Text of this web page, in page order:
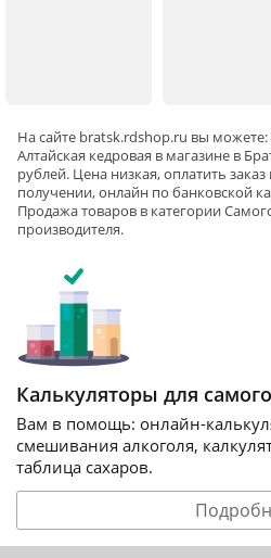
На сайте bratsk.rdshop.ru вы можете:
Алтайская кедровая в магазине в
рублей. Цена низкая, оплатить
получении, онлайн по банковской
Продажа товаров в категории
производителя.
Калькуляторы для
Вам в помощь: онлайн-
смешивания алкоголя,
таблица сахаров.